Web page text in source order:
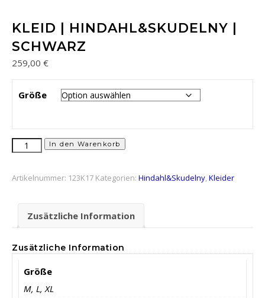
KLEID | HINDAHL&SKUDELNY |
SCHWARZ
259,00 €
Größe
Kleid | Hindahl&Skudelny | Schwarz Menge
In den Warenkorb
Artikelnummer: 123K17 Kategorien: Hindahl&Skudelny,Kleider
Zusätzliche Information
Zusätzliche Information
Größe
M, L, XL